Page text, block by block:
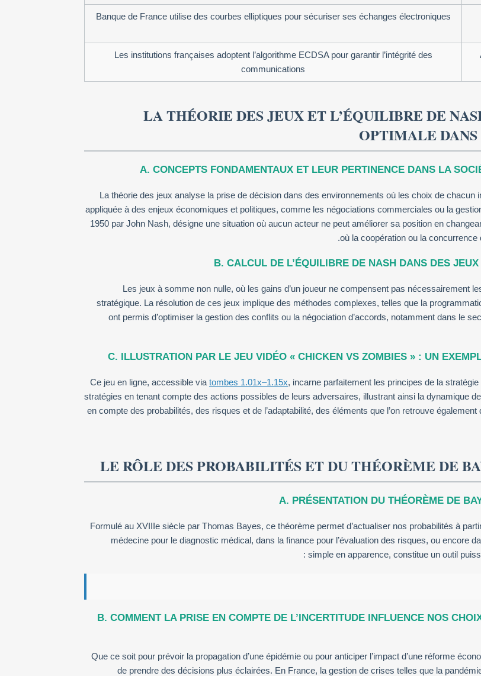
Banque de France utilise des courbes elliptiques pour sécuriser ses échanges électroniques
Les institutions françaises adoptent l’algorithme ECDSA pour garantir l’intégrité des
communications
LA THÉORIE DES JEUX ET L’ÉQUILIBRE DE
OPTIMALE
A. CONCEPTS FONDAMENTAUX ET LEUR PERTINENCE DANS LA
La théorie des jeux analyse la prise de décision dans des environnements où les choix de
appliquée à des enjeux économiques et politiques, comme les négociations commerciales ou la
1950 par John Nash, désigne une situation où aucun acteur ne peut améliorer sa position en
où la coopération ou la
B. CALCUL DE L’ÉQUILIBRE DE NASH DANS DES
Les jeux à somme non nulle, où les gains d’un joueur ne compensent pas nécessairement
stratégique. La résolution de ces jeux implique des méthodes complexes, telles que la
ont permis d’optimiser la gestion des conflits ou la négociation d’accords, notamment dans le
C. ILLUSTRATION PAR LE JEU VIDÉO « CHICKEN VS ZOMBIES » : UN
Ce jeu en ligne, accessible via tombes 1.01x–1.15x, incarne parfaitement les principes de la
stratégies en tenant compte des actions possibles de leurs adversaires, illustrant ainsi la dynamique
en compte des probabilités, des risques et de l’adaptabilité, des éléments que l’on retrouve
LE RÔLE DES PROBABILITÉS ET DU THÉORÈME DE
A. PRÉSENTATION DU THÉORÈME DE
Formulé au XVIIIe siècle par Thomas Bayes, ce théorème permet d’actualiser nos probabilités à
médecine pour le diagnostic médical, dans la finance pour l’évaluation des risques, ou encore
simple en apparence, constitue un outil
B. COMMENT LA PRISE EN COMPTE DE L’INCERTITUDE INFLUENCE NOS
Que ce soit pour prévoir la propagation d’une épidémie ou pour anticiper l’impact d’une réforme
de prendre des décisions plus éclairées. En France, la gestion de crises telles que la